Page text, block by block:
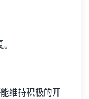
维持积极的开